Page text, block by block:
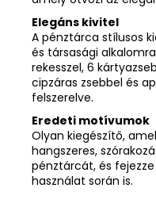
Elegáns kivitel
A pénztárca stílusos
és társasági
rekesszel, 6
cipzáras zsebbel és
felszerelve.
Eredeti motívumok
Olyan kiegészítő,
hangszeres,
pénztárcát, és
használat során is.